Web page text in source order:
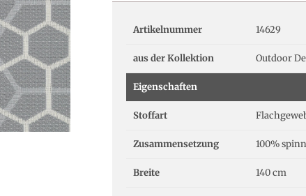
Artikelnummer 14629
aus der Kollektion Outdoor
Eigenschaften
Stoffart
Zusammensetzung 100%
Breite 140 cm